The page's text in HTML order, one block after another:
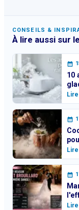
CONSEILS &
À lire aussi sur
10
Lire
Lire
Lire